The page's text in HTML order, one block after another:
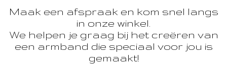
Maak een afspraak en kom snel langs
in onze winkel.
We helpen je graag bij het creëren van
een armband die speciaal voor jou is
gemaakt!